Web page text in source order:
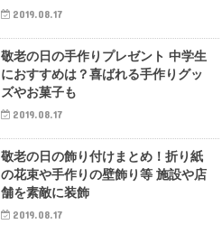
2019.08.17
敬老の日の手作りプレゼント 中学生
におすすめは？喜ばれる手作りグッ
ズやお菓子も
2019.08.17
敬老の日の飾り付けまとめ！折り紙
の花束や手作りの壁飾り等 施設や店
舗を素敵に装飾
2019.08.17